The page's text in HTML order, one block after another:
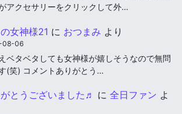
アクセサリーをクリックして外…
女神様21 に おつまみ より
08-06
ベタベタしても女神様が嬉しそうなので無問
(笑) コメントありがとう…
とうございました♬ に 全日ファン よ